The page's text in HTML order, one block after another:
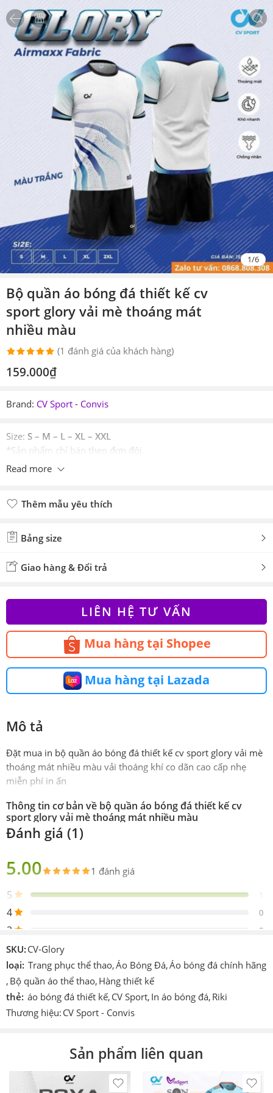
1/6
Bộ quần áo bóng đá thiết kế cv
sport glory vải mè thoáng mát
nhiều màu
5.00trên 5
1
(1 đánh giá của khách hàng)
159.000₫
Brand: CV Sport - Convis
Size: S – M – L – XL – XXL
*Sản phẩm chỉ bán theo đơn đội
Read more
Thêm mẫu yêu thích
Bảng size
Giao hàng & Đổi trả
LIÊN HỆ TƯ VẤN
Mua hàng tại Shopee
Mua hàng tại Lazada
Mô tả
Đặt mua in bộ quần áo bóng đá thiết kế cv sport glory vải mè
thoáng mát nhiều màu vải thoáng khí co dãn cao cấp nhẹ
miễn phí in ấn
Thông tin cơ bản về bộ quần áo bóng đá thiết kế cv
sport glory vải mè thoáng mát nhiều màu
Phiên
Chính hãng CV Sport
Sản
Gồm 1 áo 1 quần
Thiết
kế
Được in trực tiếp lên sản phẩm
Chi tiết
khác
In hoặc ép decan nhiệt cao tần.
Công
nghệ
Cmcn 4.0 dệt vi tính, ép nhiệt cao tần, nhuộm
sâu.
Nhiều màu vàng, đen, đỏ, xanh. tím.
Làm áo thi đấu, áo đá banh, đá bóng, áo team, áo
đội,…
Đánh giá (1)
5.00 1 đánh giá
5 1
4 0
3 0
2
1 0
Viết 1 đánh giá
Showing 1 - 1 of 1 review
Sắp xếp theo
SKU: CV-Glory
loại: Trang phục thể thao,Áo Bóng Đá,Áo bóng đá chính hãng
, Bộ quần áo thể thao, Hàng thiết kế
thẻ: áo bóng đá thiết kế, CV Sport, In áo bóng đá, Riki
Thương hiệu: CV Sport - Convis
Sản phẩm liên quan